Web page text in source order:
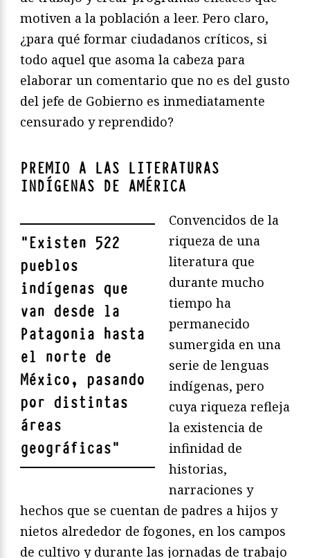
motiven a la población a leer. Pero claro,
¿para qué formar ciudadanos críticos, si
todo aquel que asoma la cabeza para
elaborar un comentario que no es del gusto
del jefe de Gobierno es inmediatamente
censurado y reprendido?
PREMIO A LAS LITERATURAS
INDÍGENAS DE AMÉRICA
"Existen 522
pueblos
indígenas que
van desde la
Patagonia hasta
el norte de
México, pasando
por distintas
áreas
geográficas"
Convencidos de la
riqueza de una
literatura que
durante mucho
tiempo ha
permanecido
sumergida en una
serie de lenguas
indígenas, pero
cuya riqueza refleja
la existencia de
infinidad de
historias,
narraciones y
hechos que se cuentan de padres a hijos y
nietos alrededor de fogones, en los campos
de cultivo y durante las jornadas de trabajo